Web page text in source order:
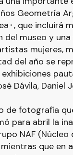
Geometría
que incluirá
del museo y
mujeres,
del año se
Dávila, Daniel
de fotografía
para abril la
NAF (Núcleo
que en